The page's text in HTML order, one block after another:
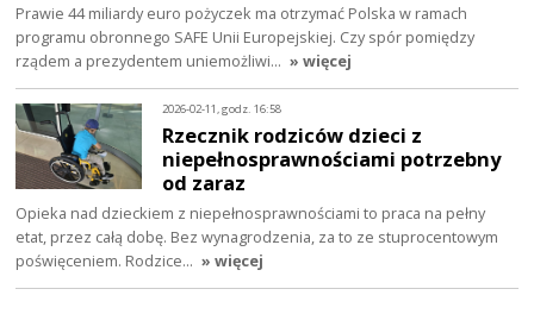
Prawie 44 miliardy euro pożyczek ma otrzymać Polska w ramach
programu obronnego SAFE Unii Europejskiej. Czy spór pomiędzy
rządem a prezydentem uniemożliwi… » więcej
2026-02-11, godz. 16:58
Rzecznik rodziców dzieci z
niepełnosprawnościami potrzebny
od zaraz
Opieka nad dzieckiem z niepełnosprawnościami to praca na pełny
etat, przez całą dobę. Bez wynagrodzenia, za to ze stuprocentowym
poświęceniem. Rodzice… » więcej